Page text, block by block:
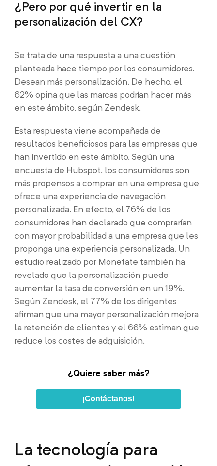
¿Pero por qué invertir en la
personalización del CX?
Se trata de una respuesta a una cuestión
planteada hace tiempo por los consumidores.
Desean más personalización. De hecho, el
62% opina que las marcas podrían hacer más
en este ámbito, según Zendesk.
Esta respuesta viene acompañada de
resultados beneficiosos para las empresas que
han invertido en este ámbito. Según una
encuesta de Hubspot, los consumidores son
más propensos a comprar en una empresa que
ofrece una experiencia de navegación
personalizada. En efecto, el 76% de los
consumidores han declarado que comprarían
con mayor probabilidad a una empresa que les
proponga una experiencia personalizada. Un
estudio realizado por Monetate también ha
revelado que la personalización puede
aumentar la tasa de conversión en un 19%.
Según Zendesk, el 77% de los dirigentes
afirman que una mayor personalización mejora
la retención de clientes y el 66% estiman que
reduce los costes de adquisición.
¿Quiere saber más?
¡Contáctanos!
La tecnología para